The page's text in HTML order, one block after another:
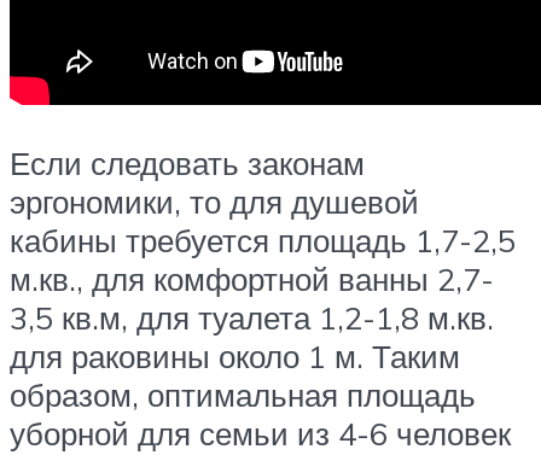
Если следовать законам
эргономики, то для душевой
кабины требуется площадь 1,7-2,5
м.кв., для комфортной ванны 2,7-
3,5 кв.м, для туалета 1,2-1,8 м.кв.
для раковины около 1 м. Таким
образом, оптимальная площадь
уборной для семьи из 4-6 человек